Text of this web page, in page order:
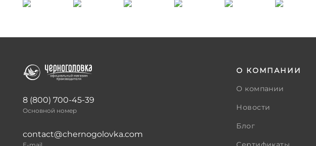
8 (800) 700-45-39
Основной номер
contact@chernogolovka.com
О КОМПАНИИ
О компании
Новости
Блог